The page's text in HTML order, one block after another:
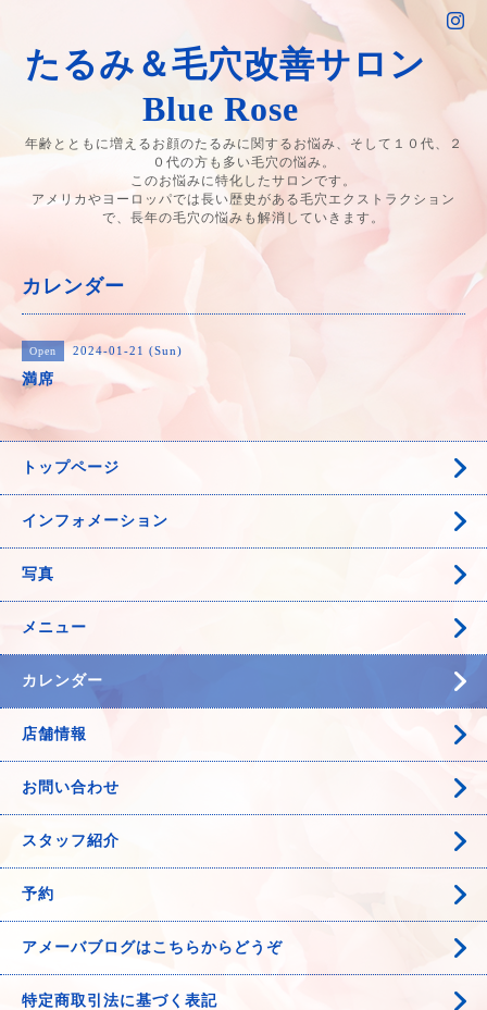
たるみ＆毛穴改善サロン
Blue Rose
年齢とともに増えるお顔のたるみに関するお悩み、そして１０代、２
０代の方も多い毛穴の悩み。
このお悩みに特化したサロンです。
アメリカやヨーロッパでは長い歴史がある毛穴エクストラクション
で、長年の毛穴の悩みも解消していきます。
カレンダー
Open 2024-01-21 (Sun)
満席
トップページ
インフォメーション
写真
メニュー
カレンダー
店舗情報
お問い合わせ
スタッフ紹介
予約
アメーバブログはこちらからどうぞ
特定商取引法に基づく表記